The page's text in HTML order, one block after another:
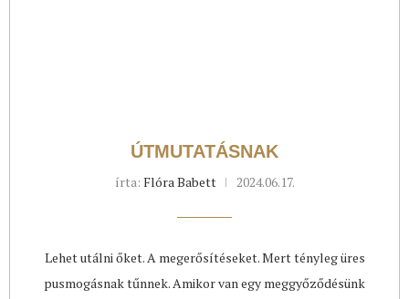
ÚTMUTATÁSNAK
írta: Flóra Babett 2024.06.17.
Lehet utálni őket. A megerősítéseket. Mert tényleg üres
pusmogásnak tűnnek. Amikor van egy meggyőződésünk